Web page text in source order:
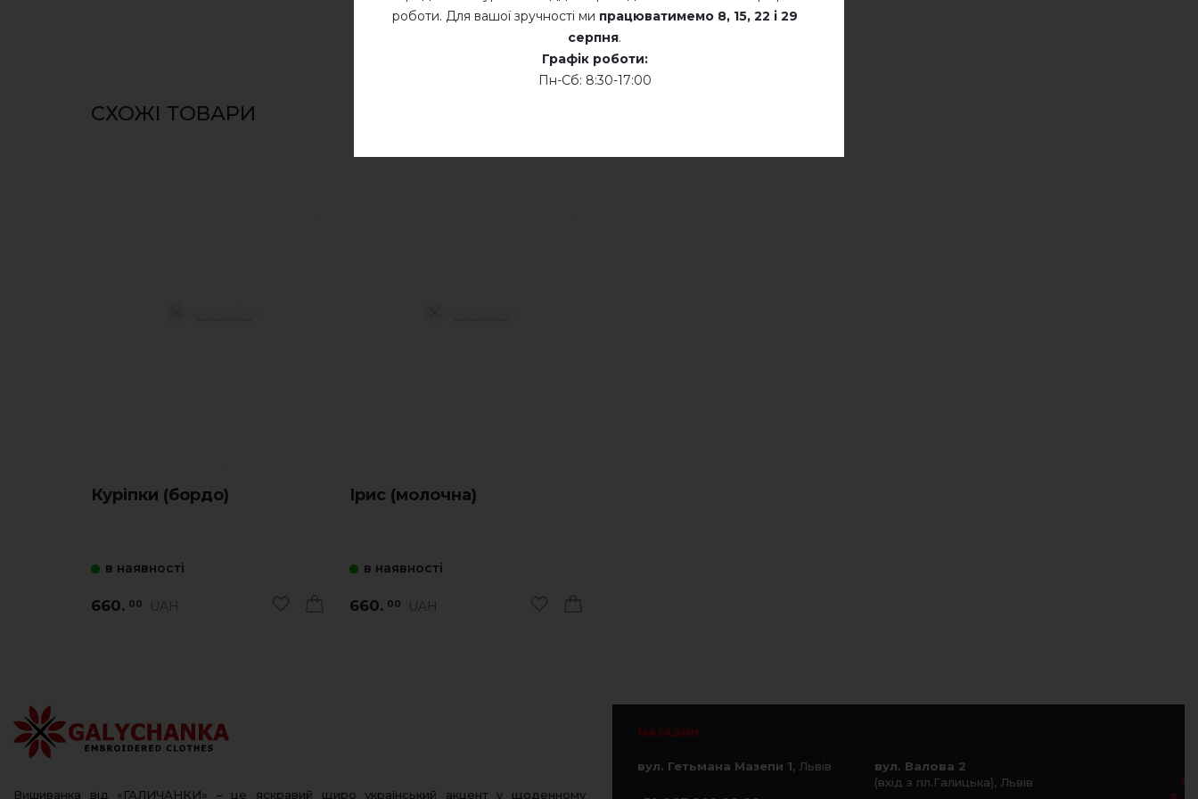
СХОЖІ ТОВАРИ
Куріпки (бордо)
в наявності
660. 00 UAH
Ірис (молочна)
в наявності
660. 00 UAH
Вишиванка від «ГАЛИЧАНКИ» – це яскравий щиро український акцент у щоденному
МАГАЗИН
вул. Гетьмана Мазепи 1, Львів
вул. Валова 2
(вхід з пл.Галицька), Львів
роботи. Для вашої зручності ми працюватимемо 8, 15, 22 і 29
серпня.
Графік роботи:
Пн-Сб: 8:30-17:00